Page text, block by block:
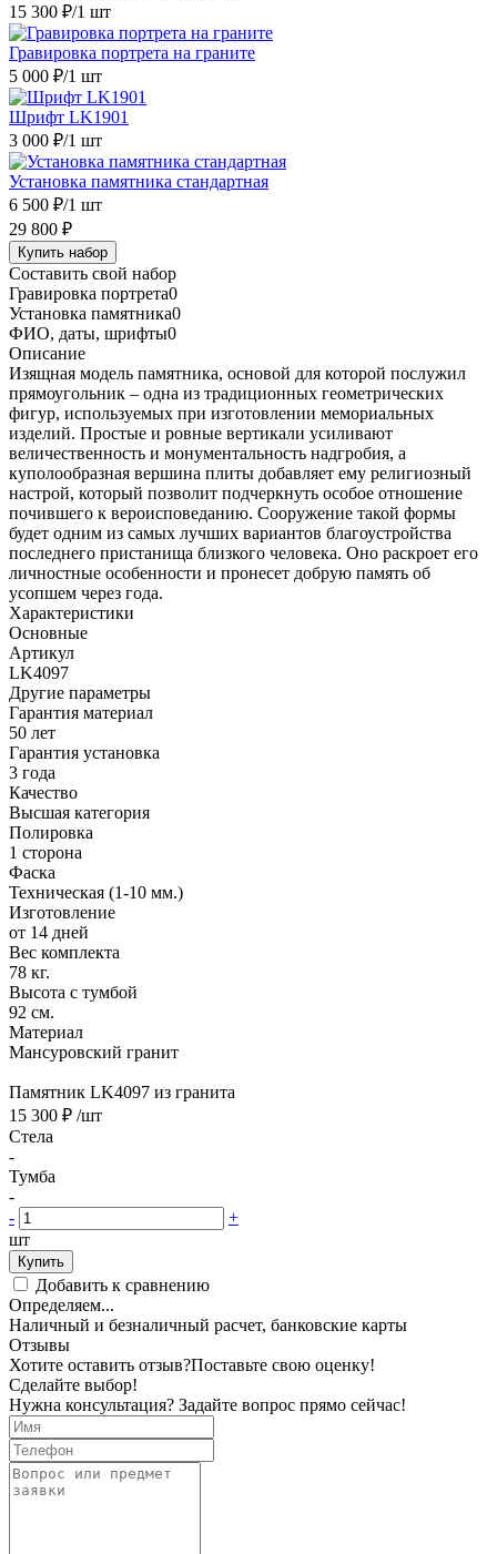
15 300 ₽/1 шт
Гравировка портрета на граните
5 000 ₽/1 шт
Шрифт LK1901
3 000 ₽/1 шт
Установка памятника стандартная
6 500 ₽/1 шт
29 800 ₽
Купить набор
Составить свой набор
Гравировка портрета0
Установка памятника0
ФИО, даты, шрифты0
Описание
Изящная модель памятника, основой для которой послужил
прямоугольник – одна из традиционных геометрических
фигур, используемых при изготовлении мемориальных
изделий. Простые и ровные вертикали усиливают
величественность и монументальность надгробия, а
куполообразная вершина плиты добавляет ему религиозный
настрой, который позволит подчеркнуть особое отношение
почившего к вероисповеданию. Сооружение такой формы
будет одним из самых лучших вариантов благоустройства
последнего пристанища близкого человека. Оно раскроет его
личностные особенности и пронесет добрую память об
усопшем через года.
Характеристики
Основные
Артикул
LK4097
Другие параметры
Гарантия материал
50 лет
Гарантия установка
3 года
Качество
Высшая категория
Полировка
1 сторона
Фаска
Техническая (1-10 мм.)
Изготовление
от 14 дней
Вес комплекта
78 кг.
Высота с тумбой
92 см.
Материал
Мансуровский гранит
Памятник LK4097 из гранита
15 300 ₽ /шт
Стела
-
Тумба
-
-
+
шт
Купить
Добавить к сравнению
Определяем...
Наличный и безналичный расчет, банковские карты
Отзывы
Хотите оставить отзыв?Поставьте свою оценку!
Сделайте выбор!
Нужна консультация? Задайте вопрос прямо сейчас!